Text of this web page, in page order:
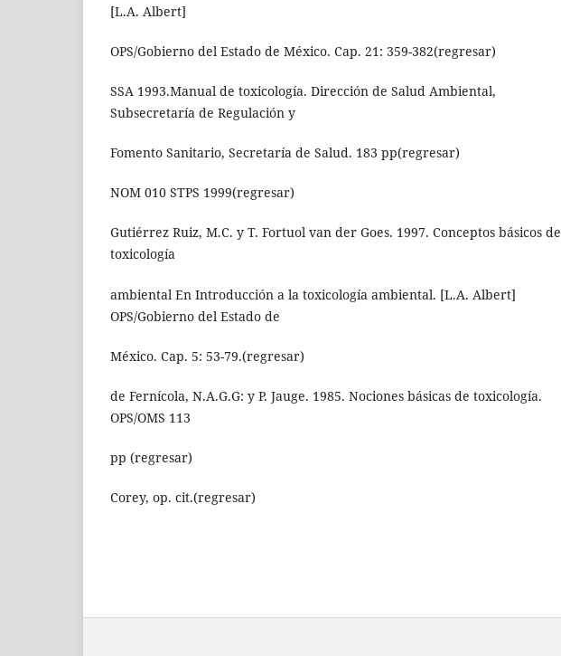
[L.A. Albert]
OPS/Gobierno del Estado de México. Cap. 21: 359-382(regresar)
SSA 1993.Manual de toxicología. Dirección de Salud Ambiental,
Subsecretaría de Regulación y
Fomento Sanitario, Secretaría de Salud. 183 pp(regresar)
NOM 010 STPS 1999(regresar)
Gutiérrez Ruiz, M.C. y T. Fortuol van der Goes. 1997. Conceptos básicos de
toxicología
ambiental En Introducción a la toxicología ambiental. [L.A. Albert]
OPS/Gobierno del Estado de
México. Cap. 5: 53-79.(regresar)
de Fernícola, N.A.G.G: y P. Jauge. 1985. Nociones básicas de toxicología.
OPS/OMS 113
pp (regresar)
Corey, op. cit.(regresar)